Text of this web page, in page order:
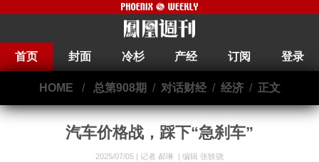
首页 封面 冷杉 产经 订阅 登录
HOME / 总第908期 / 对话财经/ 经济/ 正文
汽车价格战，踩下“急刹车”
2025/07/05 | 记者 郝琳 编辑 张轶骁